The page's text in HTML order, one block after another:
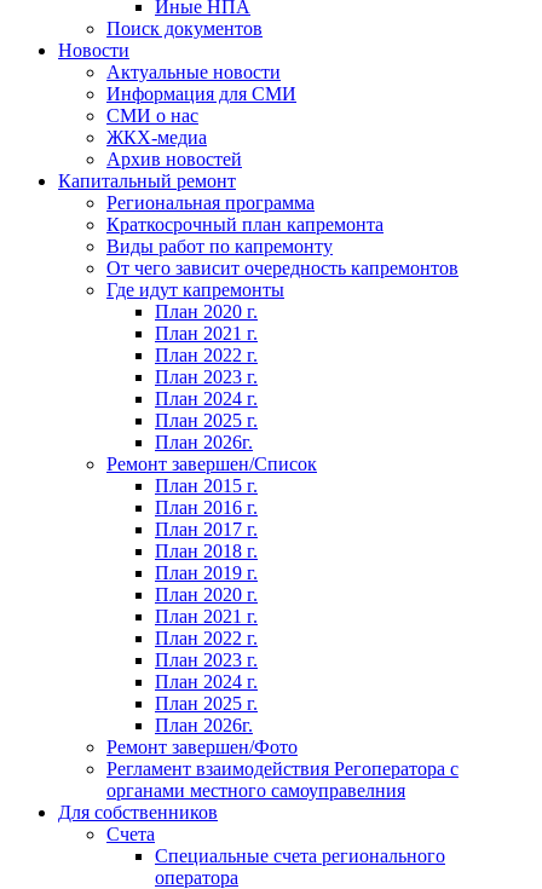
Иные НПА
Поиск документов
Новости
Актуальные новости
Информация для СМИ
СМИ о нас
ЖКХ-медиа
Архив новостей
Капитальный ремонт
Региональная программа
Краткосрочный план капремонта
Виды работ по капремонту
От чего зависит очередность капремонтов
Где идут капремонты
План 2020 г.
План 2021 г.
План 2022 г.
План 2023 г.
План 2024 г.
План 2025 г.
План 2026г.
Ремонт завершен/Список
План 2015 г.
План 2016 г.
План 2017 г.
План 2018 г.
План 2019 г.
План 2020 г.
План 2021 г.
План 2022 г.
План 2023 г.
План 2024 г.
План 2025 г.
План 2026г.
Ремонт завершен/Фото
Регламент взаимодействия Регоператора с
органами местного самоуправелния
Для собственников
Счета
Специальные счета регионального
оператора